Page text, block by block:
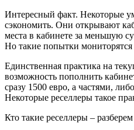
Интересный факт. Некоторые
сэкономить. Они открывают
места в кабинете за меньшую
Но такие попытки
Единственная практика на
возможность пополнить
сразу 1500 евро, а частями,
Некоторые реселлеры такое
Кто такие реселлеры –